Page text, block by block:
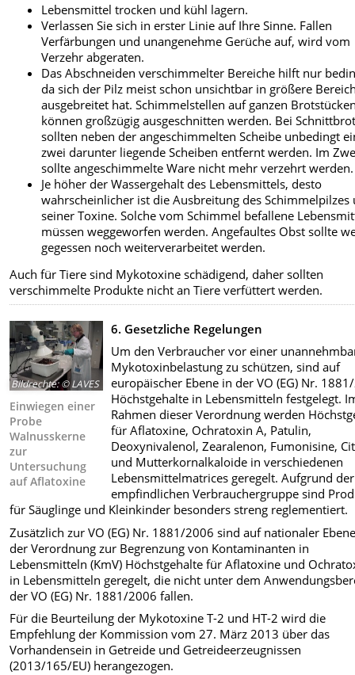
Lebensmittel trocken und kühl lagern.
Verlassen Sie sich in erster Linie auf Ihre Sinne. Fallen
Verfärbungen und unangenehme Gerüche auf, wird vom
Verzehr abgeraten.
Das Abschneiden verschimmelter Bereiche hilft nur
da sich der Pilz meist schon unsichtbar in größere
ausgebreitet hat. Schimmelstellen auf ganzen
können großzügig ausgeschnitten werden. Bei
sollten neben der angeschimmelten Scheibe unbedingt
zwei darunter liegende Scheiben entfernt werden. Im
sollte angeschimmelte Ware nicht mehr verzehrt werden.
Je höher der Wassergehalt des Lebensmittels, desto
wahrscheinlicher ist die Ausbreitung des Schimmelpilzes
seiner Toxine. Solche vom Schimmel befallene
müssen weggeworfen werden. Angefaultes Obst sollte
gegessen noch weiterverarbeitet werden.
Auch für Tiere sind Mykotoxine schädigend, daher sollten
verschimmelte Produkte nicht an Tiere verfüttert werden.
Bildrechte:© LAVES
Einwiegen einer
Probe
Walnusskerne
zur
Untersuchung
auf Aflatoxine
6. Gesetzliche Regelungen
Um den Verbraucher vor einer
Mykotoxinbelastung zu schützen, sind auf
europäischer Ebene in der VO (EG) Nr.
Höchstgehalte in Lebensmitteln festgelegt.
Rahmen dieser Verordnung werden
für Aflatoxine, Ochratoxin A, Patulin,
Deoxynivalenol, Zearalenon, Fumonisine,
und Mutterkornalkaloide in verschiedenen
Lebensmittelmatrices geregelt. Aufgrund der
empfindlichen Verbrauchergruppe sind
für Säuglinge und Kleinkinder besonders streng reglementiert.
Zusätzlich zur VO (EG) Nr. 1881/2006 sind auf nationaler
der Verordnung zur Begrenzung von Kontaminanten in
Lebensmitteln (KmV) Höchstgehalte für Aflatoxine und
in Lebensmitteln geregelt, die nicht unter dem
der VO (EG) Nr. 1881/2006 fallen.
Für die Beurteilung der Mykotoxine T-2 und HT-2 wird die
Empfehlung der Kommission vom 27. März 2013 über das
Vorhandensein in Getreide und Getreideerzeugnissen
(2013/165/EU) herangezogen.